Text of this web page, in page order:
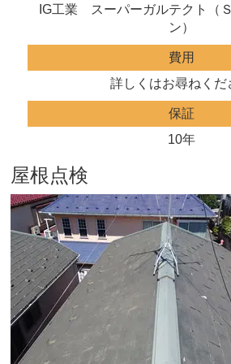
IG工業 スーパーガルテクト（
ン）
費用
詳しくはお尋ねくだ
保証
10年
屋根点検